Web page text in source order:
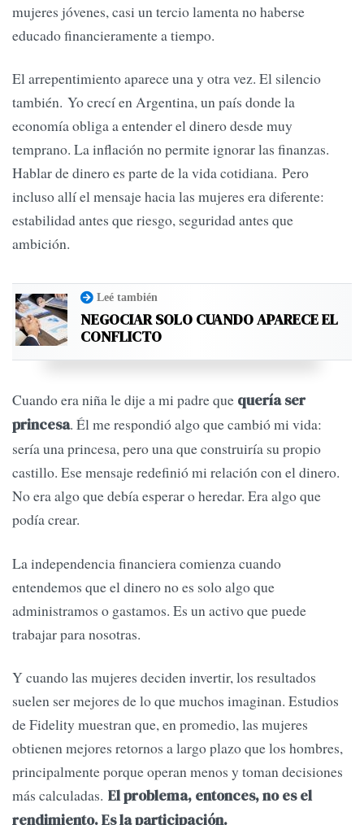
mujeres jóvenes, casi un tercio lamenta no haberse
educado financieramente a tiempo.
El arrepentimiento aparece una y otra vez. El silencio
también. Yo crecí en Argentina, un país donde la
economía obliga a entender el dinero desde muy
temprano. La inflación no permite ignorar las finanzas.
Hablar de dinero es parte de la vida cotidiana. Pero
incluso allí el mensaje hacia las mujeres era diferente:
estabilidad antes que riesgo, seguridad antes que
ambición.
Leé también
NEGOCIAR SOLO CUANDO APARECE EL
CONFLICTO
Cuando era niña le dije a mi padre que quería ser
princesa. Él me respondió algo que cambió mi vida:
sería una princesa, pero una que construiría su propio
castillo. Ese mensaje redefinió mi relación con el dinero.
No era algo que debía esperar o heredar. Era algo que
podía crear.
La independencia financiera comienza cuando
entendemos que el dinero no es solo algo que
administramos o gastamos. Es un activo que puede
trabajar para nosotras.
Y cuando las mujeres deciden invertir, los resultados
suelen ser mejores de lo que muchos imaginan. Estudios
de Fidelity muestran que, en promedio, las mujeres
obtienen mejores retornos a largo plazo que los hombres,
principalmente porque operan menos y toman decisiones
más calculadas. El problema, entonces, no es el
rendimiento. Es la participación.